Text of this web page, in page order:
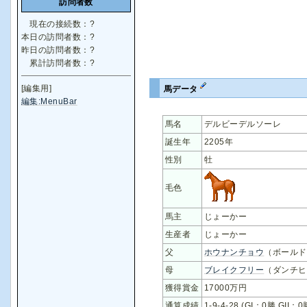
馬データ
馬名
デルビーデルソーレ
誕生年
2205年
性別
牡
毛色
馬主
じょーかー
生産者
じょーかー
父
ホウナンチョウ （ボール
母
ブレイクフリー （ダンチヒ
獲得賞金
17000万円
現在の接続数： ?
本日の訪問者数： ?
昨日の訪問者数： ?
累計訪問者数： ?
[編集用]
編集:MenuBar